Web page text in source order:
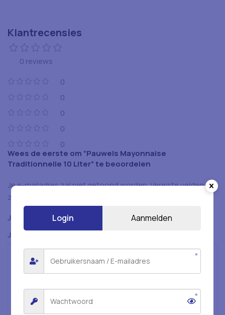
Klantrecensies
0 reviews
0
0
0
0
0
Wees de eerste om “Pauwels Mayonnaise
Traditionnelle 10 Liter” te beoordelen
Je e-mailadres zal niet getoond worden.Vereiste velden
zijn gemarkeerd met
Je beoordeling*
Je beoordeling
Login Aanmelden